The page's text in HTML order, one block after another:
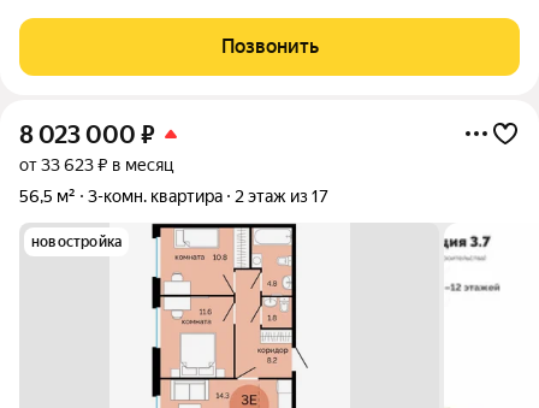
31.08.2026) - Скидка до 3% за каждого ребёнка (до 31.08.2026)
- Материнский
Позвонить
8 023 000 ₽
от 33 623 ₽ в месяц
56,5 м²
3-комн. квартира 2 этаж из 17
новостройка